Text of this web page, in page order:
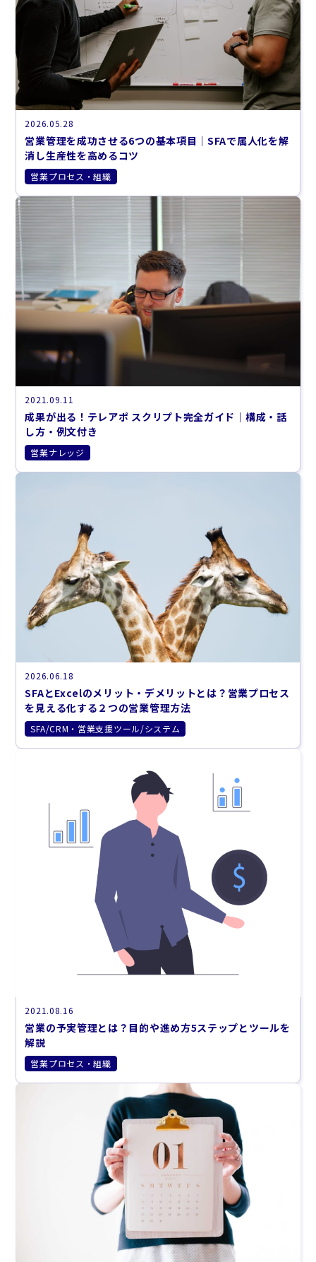
2026.05.28
営業管理を成功させる6つの基本項目｜SFAで属人化を解
消し生産性を高めるコツ
営業プロセス・組織
2021.09.11
成果が出る！テレアポ スクリプト完全ガイド｜構成・話
し方・例文付き
営業ナレッジ
2026.06.18
SFAとExcelのメリット・デメリットとは？営業プロセス
を見える化する２つの営業管理方法
SFA/CRM・営業支援ツール/システム
2021.08.16
営業の予実管理とは？目的や進め方5ステップとツールを
解説
営業プロセス・組織